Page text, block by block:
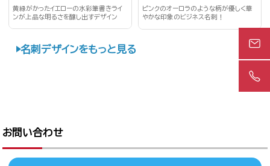
黄緑がかったイエローの水彩筆書きライ
ンが上品な明るさを醸し出すデザイン
ピンクのオーロラのような柄が優しく華
やかな印象のビジネス名刺！
名刺デザインをもっと見る
お問い合わせ